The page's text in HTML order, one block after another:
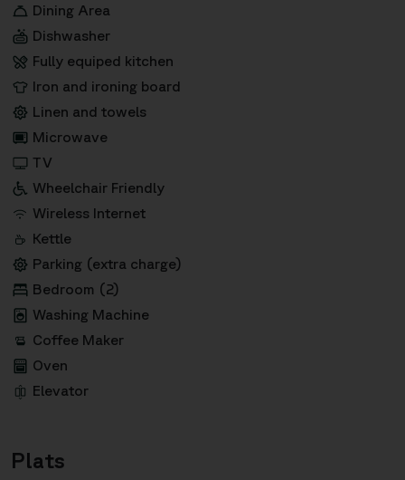
Dining Area
Dishwasher
Fully equiped kitchen
Iron and ironing board
Linen and towels
Microwave
TV
Wheelchair Friendly
Wireless Internet
Kettle
Parking (extra charge)
Bedroom (2)
Washing Machine
Coffee Maker
Oven
Elevator
Plats